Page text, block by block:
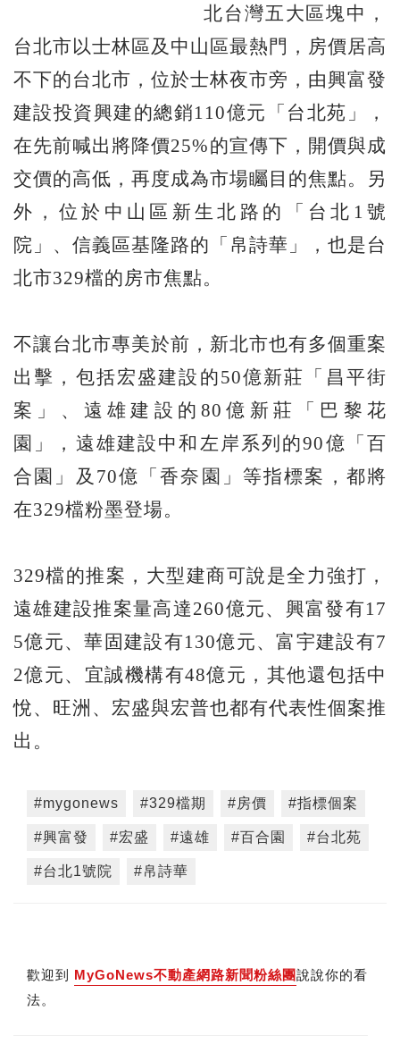
北台灣五大區塊中，
台北市以士林區及中山區最熱門，房價居高
不下的台北市，位於士林夜市旁，由興富發
建設投資興建的總銷110億元「台北苑」，
在先前喊出將降價25%的宣傳下，開價與成
交價的高低，再度成為市場矚目的焦點。另
外，位於中山區新生北路的「台北1號
院」、信義區基隆路的「帛詩華」，也是台
北市329檔的房市焦點。
不讓台北市專美於前，新北市也有多個重案
出擊，包括宏盛建設的50億新莊「昌平街
案」、遠雄建設的80億新莊「巴黎花
園」，遠雄建設中和左岸系列的90億「百
合園」及70億「香奈園」等指標案，都將
在329檔粉墨登場。
329檔的推案，大型建商可說是全力強打，
遠雄建設推案量高達260億元、興富發有17
5億元、華固建設有130億元、富宇建設有7
2億元、宜誠機構有48億元，其他還包括中
悅、旺洲、宏盛與宏普也都有代表性個案推
出。
#mygonews #329檔期 #房價 #指標個案
#興富發 #宏盛 #遠雄 #百合園 #台北苑
#台北1號院 #帛詩華
歡迎到 MyGoNews不動產網路新聞粉絲團說說你的看
法。